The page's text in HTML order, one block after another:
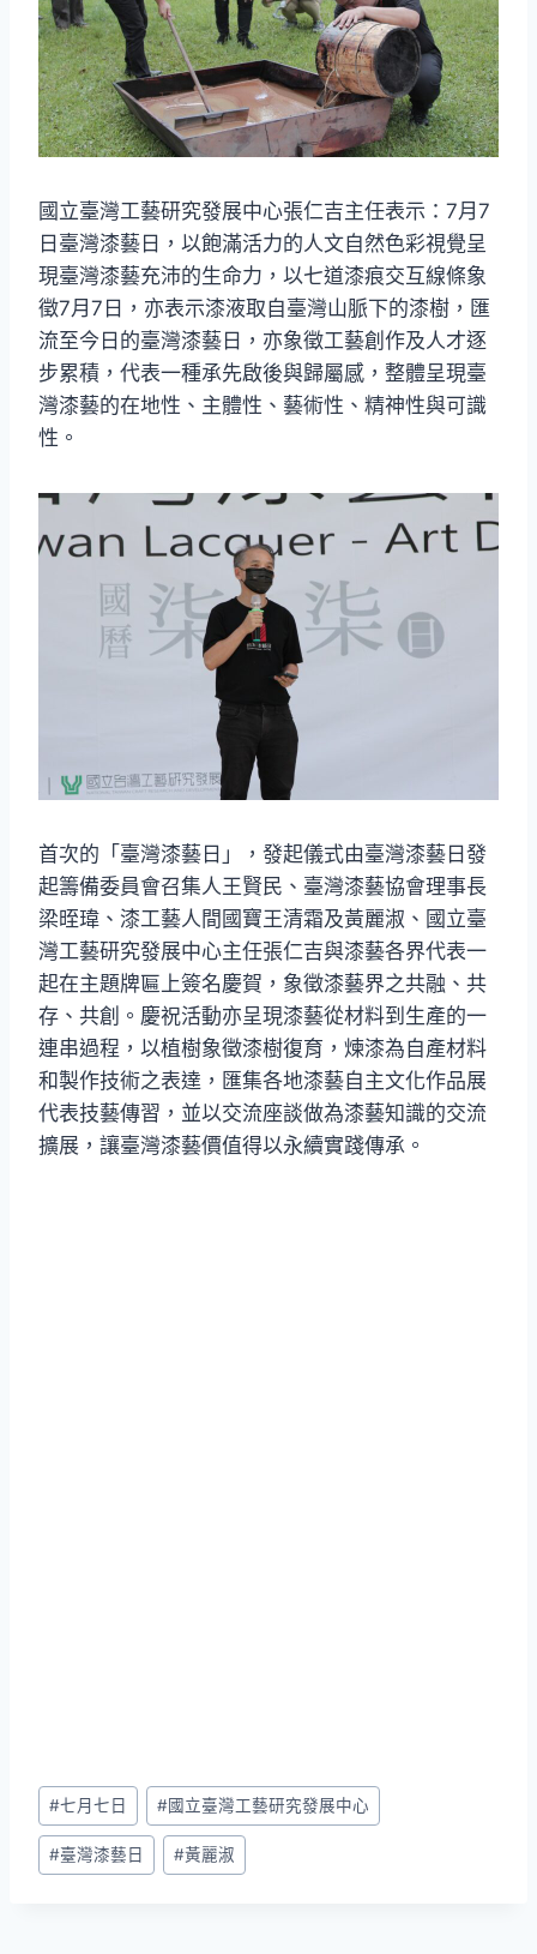
國立臺灣工藝研究發展中心張仁吉主任表示：7月7
日臺灣漆藝日，以飽滿活力的人文自然色彩視覺呈
現臺灣漆藝充沛的生命力，以七道漆痕交互線條象
徵7月7日，亦表示漆液取自臺灣山脈下的漆樹，匯
流至今日的臺灣漆藝日，亦象徵工藝創作及人才逐
步累積，代表一種承先啟後與歸屬感，整體呈現臺
灣漆藝的在地性、主體性、藝術性、精神性與可識
性。
首次的「臺灣漆藝日」，發起儀式由臺灣漆藝日發
起籌備委員會召集人王賢民、臺灣漆藝協會理事長
梁晊瑋、漆工藝人間國寶王清霜及黃麗淑、國立臺
灣工藝研究發展中心主任張仁吉與漆藝各界代表一
起在主題牌匾上簽名慶賀，象徵漆藝界之共融、共
存、共創。慶祝活動亦呈現漆藝從材料到生產的一
連串過程，以植樹象徵漆樹復育，煉漆為自產材料
和製作技術之表達，匯集各地漆藝自主文化作品展
代表技藝傳習，並以交流座談做為漆藝知識的交流
擴展，讓臺灣漆藝價值得以永續實踐傳承。
Post
Tags:
#七月七日 #國立臺灣工藝研究發展中心
#臺灣漆藝日 #黃麗淑